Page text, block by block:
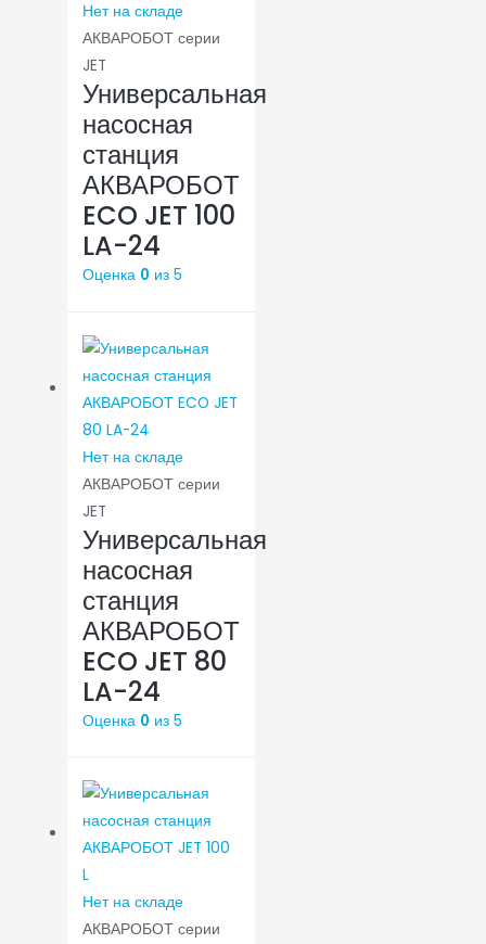
Нет на складе
АКВАРОБОТ серии
JET
Универсальная
насосная
станция
АКВАРОБОТ
ECO JET 100
LA-24
Оценка 0 из 5
Нет на складе
АКВАРОБОТ серии
JET
Универсальная
насосная
станция
АКВАРОБОТ
ECO JET 80
LA-24
Оценка 0 из 5
Нет на складе
АКВАРОБОТ серии